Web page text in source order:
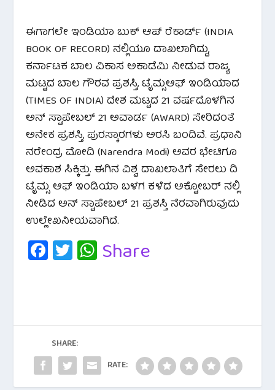
ಈಗಾಗಲೇ ಇಂಡಿಯಾ ಬುಕ್ ಆಪ್ ರೆಕಾರ್ಡ್ (INDIA
BOOK OF RECORD) ನಲ್ಲಿಯೂ ದಾಖಲಾಗಿದ್ದು,
ಕರ್ನಾಟಕ ಬಾಲ ವಿಕಾಸ ಅಕಾಡೆಮಿ ನೀಡುವ ರಾಜ್ಯ
ಮಟ್ಟದ ಬಾಲ ಗೌರವ ಪ್ರಶಸ್ತಿ, ಟೈಮ್ಸಆಫ್ ಇಂಡಿಯಾದ
(TIMES OF INDIA) ದೇಶ ಮಟ್ಟದ 21 ವರ್ಷದೊಳಗಿನ
ಅನ್ ಸ್ಟಾಪೇಬಲ್ 21 ಅವಾರ್ಡ (AWARD) ಸೇರಿದಂತೆ
ಅನೇಕ ಪ್ರಶಸ್ತಿ, ಪುರಸ್ಕಾರಗಳು ಅರಸಿ ಬಂದಿವೆ. ಪ್ರಧಾನಿ
ನರೇಂದ್ರ ಮೋದಿ (Narendra Modi) ಅವರ ಭೇಟಿಗೂ
ಅವಕಾಶ ಸಿಕ್ಕಿತ್ತು. ಈಗಿನ ವಿಶ್ವ ದಾಖಲಾತಿಗೆ ಸೇರಲು ದಿ
ಟೈಮ್ಸ ಆಫ್ ಇಂಡಿಯಾ ಬಳಗ‌ ಕಳೆದ ಅಕ್ಟೋಬರ್ ನಲ್ಲಿ
ನೀಡಿದ ಅನ್ ಸ್ಟಾಪೇಬಲ್‌ 21 ಪ್ರಶಸ್ತಿ ನೆರವಾಗಿರುವುದು
ಉಲ್ಲೇಖನೀಯವಾಗಿದೆ.
Fa
c
o
o
k
T
wi
W
A
p
p
Share
SHARE:
RATE: